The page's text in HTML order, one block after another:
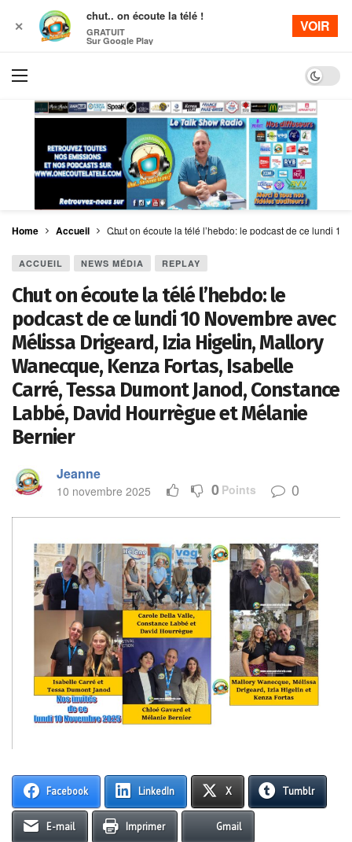
Dark
Home Accueil Chut on écoute la télé l’hebdo: le podcast de ce lundi
ACCUEIL NEWS MÉDIA REPLAY
Chut on écoute la télé l’hebdo: le
podcast de ce lundi 10 Novembre avec
Mélissa Drigeard, Izia Higelin, Mallory
Wanecque, Kenza Fortas, Isabelle
Carré, Tessa Dumont Janod, Constance
Labbé, David Hourrègue et Mélanie
Bernier
Jeanne
10 novembre 2025 0 Points 0
Facebook LinkedIn X Tumblr
E-mail Imprimer Gmail
✕
chut.. on écoute la télé !
GRATUIT
Sur Google Play
VOIR